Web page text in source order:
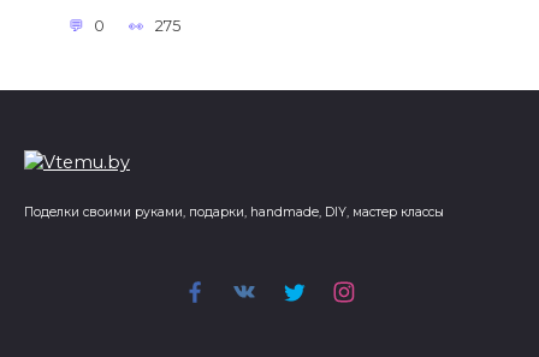
0 275
Поделки своими руками, подарки, handmade, DIY, мастер классы